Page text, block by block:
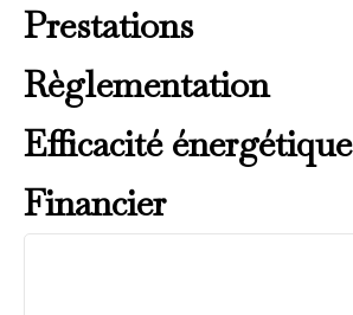
Prestations
Règlementation
Efficacité énergétique
Financier